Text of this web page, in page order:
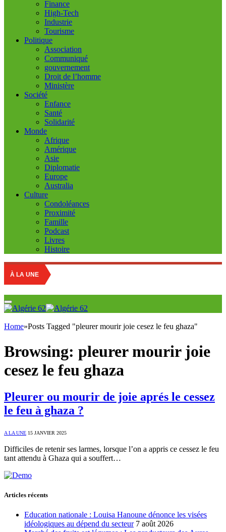
Finance
High-Tech
Industrie
Tourisme
Politique
Association
Communiqué
gouvernement
Droit de l’homme
Ministère
Société
Enfance
Santé
Solidarité
Monde
Afrique
Amérique
Asie
Diplomatie
Europe
Australia
Culture
Condoléances
Proximité
Famille
Podcast
Livres
Histoire
À LA UNE
Home»Posts Tagged "pleurer mourir joie cesez le feu ghaza"
Browsing: pleurer mourir joie
cesez le feu ghaza
Pleurer ou mourir de joie aprés le cessez
le feu à ghaza ?
A LA UNE 15 JANVIER 2025
Difficiles de retenir ses larmes, lorsque l’on a appris ce cessez le feu
tant attendu à Ghaza qui a souffert…
Articles récents
Education nationale : Louisa Hanoune dénonce les visées
idéologiques au dépend du secteur 7 août 2026